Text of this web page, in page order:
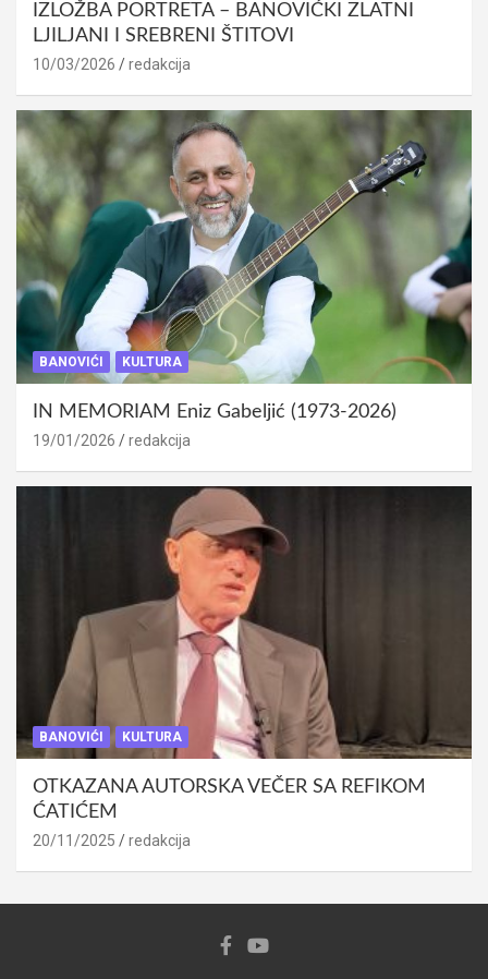
IZLOŽBA PORTRETA – BANOVIĆKI ZLATNI
LJILJANI I SREBRENI ŠTITOVI
10/03/2026 redakcija
BANOVIĆI KULTURA
IN MEMORIAM Eniz Gabeljić (1973-2026)
19/01/2026 redakcija
BANOVIĆI KULTURA
OTKAZANA AUTORSKA VEČER SA REFIKOM
ĆATIĆEM
20/11/2025 redakcija